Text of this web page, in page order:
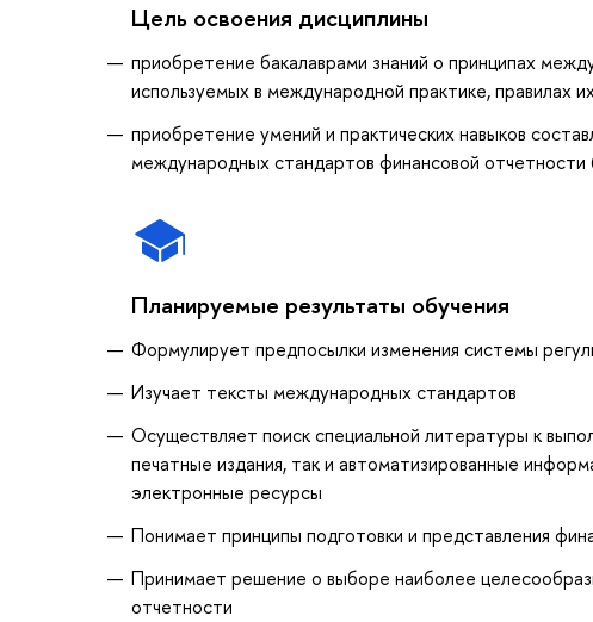
Цель освоения дисциплины
приобретение бакалаврами знаний о принципах
используемых в международной практике, правилах
приобретение умений и практических навыков
международных стандартов финансовой
Планируемые результаты обучения
Формулирует предпосылки изменения системы
Изучает тексты международных стандартов
Осуществляет поиск специальной литературы к
печатные издания, так и автоматизированные
электронные ресурсы
Понимает принципы подготовки и представления
Принимает решение о выборе наиболее
отчетности